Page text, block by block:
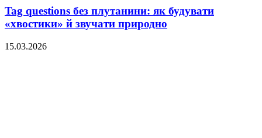
Tag questions без плутанини: як будувати
«хвостики» й звучати природно
15.03.2026